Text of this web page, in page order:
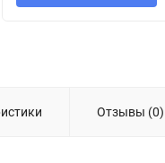
Отзывы (0)